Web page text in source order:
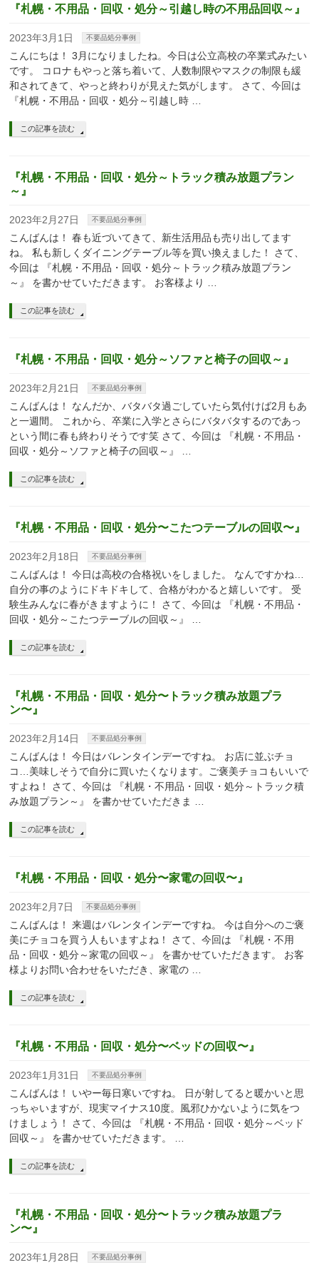
『札幌・不用品・回収・処分～引越し時の不用品回収～』
2023年3月1日 不要品処分事例
こんにちは！ 3月になりましたね。今日は公立高校の卒業式みたい
です。 コロナもやっと落ち着いて、人数制限やマスクの制限も緩
和されてきて、やっと終わりが見えた気がします。 さて、今回は
『札幌・不用品・回収・処分～引越し時 …
この記事を読む
『札幌・不用品・回収・処分～トラック積み放題プラン
～』
2023年2月27日 不要品処分事例
こんばんは！ 春も近づいてきて、新生活用品も売り出してます
ね。 私も新しくダイニングテーブル等を買い換えました！ さて、
今回は 『札幌・不用品・回収・処分～トラック積み放題プラン
～』 を書かせていただきます。 お客様より …
この記事を読む
『札幌・不用品・回収・処分～ソファと椅子の回収～』
2023年2月21日 不要品処分事例
こんばんは！ なんだか、バタバタ過ごしていたら気付けば2月もあ
と一週間。 これから、卒業に入学とさらにバタバタするのであっ
という間に春も終わりそうです笑 さて、今回は 『札幌・不用品・
回収・処分～ソファと椅子の回収～』 …
この記事を読む
『札幌・不用品・回収・処分〜こたつテーブルの回収〜』
2023年2月18日 不要品処分事例
こんばんは！ 今日は高校の合格祝いをしました。 なんですかね…
自分の事のようにドキドキして、合格がわかると嬉しいです。 受
験生みんなに春がきますように！ さて、今回は 『札幌・不用品・
回収・処分～こたつテーブルの回収～』 …
この記事を読む
『札幌・不用品・回収・処分〜トラック積み放題プラ
ン〜』
2023年2月14日 不要品処分事例
こんばんは！ 今日はバレンタインデーですね。 お店に並ぶチョ
コ…美味しそうで自分に買いたくなります。ご褒美チョコもいいで
すよね！ さて、今回は 『札幌・不用品・回収・処分～トラック積
み放題プラン～』 を書かせていただきま …
この記事を読む
『札幌・不用品・回収・処分〜家電の回収〜』
2023年2月7日 不要品処分事例
こんばんは！ 来週はバレンタインデーですね。 今は自分へのご褒
美にチョコを買う人もいますよね！ さて、今回は 『札幌・不用
品・回収・処分～家電の回収～』 を書かせていただきます。 お客
様よりお問い合わせをいただき、家電の …
この記事を読む
『札幌・不用品・回収・処分〜ベッドの回収〜』
2023年1月31日 不要品処分事例
こんばんは！ いやー毎日寒いですね。 日が射してると暖かいと思
っちゃいますが、現実マイナス10度。風邪ひかないように気をつ
けましょう！ さて、今回は 『札幌・不用品・回収・処分～ベッド
回収～』 を書かせていただきます。 …
この記事を読む
『札幌・不用品・回収・処分〜トラック積み放題プラ
ン〜』
2023年1月28日 不要品処分事例